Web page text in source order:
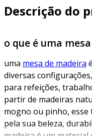
Descrição do
o que é uma
uma mesa de madeira
diversas
para refeições,
partir de madeiras
mogno ou pinho, esse
pela sua beleza,